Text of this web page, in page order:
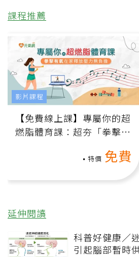
課程推薦
【免費線上課】專屬你的超
燃脂體育課：超夯「拳擊有
特價 免費
影片課程
延伸閱讀
科普好健康／
引起腦部暫時